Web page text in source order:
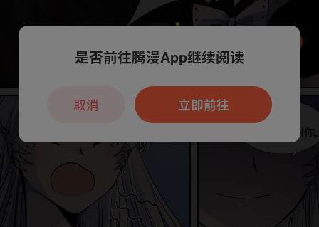
本章节仅支持App阅读，可打开App新用
户7天免费看
是否前往腾漫App继续阅读
立即前往
取消